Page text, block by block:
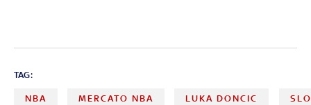
TAG:
NBA MERCATO NBA LUKA DONCIC